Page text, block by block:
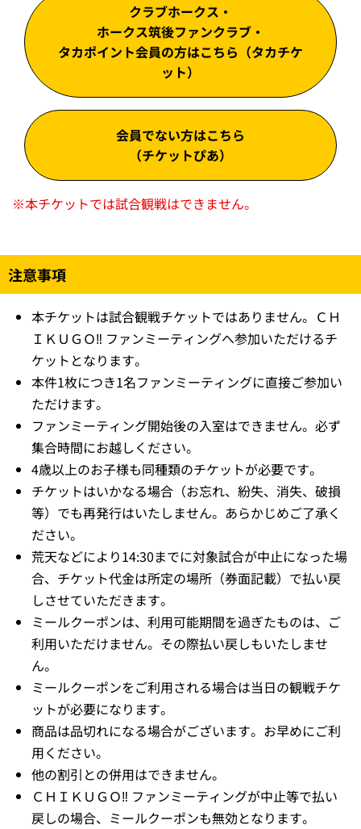
クラブホークス・
ホークス筑後ファンクラブ・
タカポイント会員の方はこちら（タカチケ
ット）
会員でない方はこちら
（チケットぴあ）
※本チケットでは試合観戦はできません。
注意事項
本チケットは試合観戦チケットではありません。ＣＨ
ＩＫＵＧＯ‼ ファンミーティングへ参加いただけるチ
ケットとなります。
本件1枚につき1名ファンミーティングに直接ご参加い
ただけます。
ファンミーティング開始後の入室はできません。必ず
集合時間にお越しください。
4歳以上のお子様も同種類のチケットが必要です。
チケットはいかなる場合（お忘れ、紛失、消失、破損
等）でも再発行はいたしません。あらかじめご了承く
ださい。
荒天などにより14:30までに対象試合が中止になった場
合、チケット代金は所定の場所（券面記載）で払い戻
しさせていただきます。
ミールクーポンは、利用可能期間を過ぎたものは、ご
利用いただけません。その際払い戻しもいたしませ
ん。
ミールクーポンをご利用される場合は当日の観戦チケ
ットが必要になります。
商品は品切れになる場合がございます。お早めにご利
用ください。
他の割引との併用はできません。
ＣＨＩＫＵＧＯ‼ ファンミーティングが中止等で払い
戻しの場合、ミールクーポンも無効となります。